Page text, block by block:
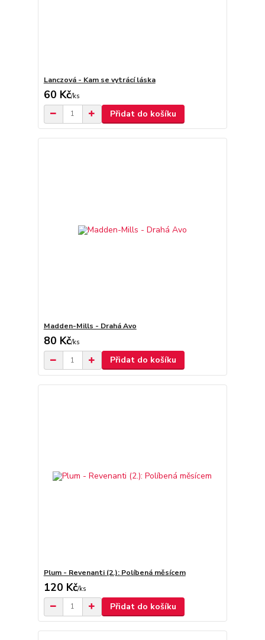
Lanczová - Kam se vytrácí láska
60 Kč/ks
Přidat do košíku
Madden-Mills - Drahá Avo
80 Kč/ks
Přidat do košíku
Plum - Revenanti (2.): Políbená měsícem
120 Kč/ks
Přidat do košíku